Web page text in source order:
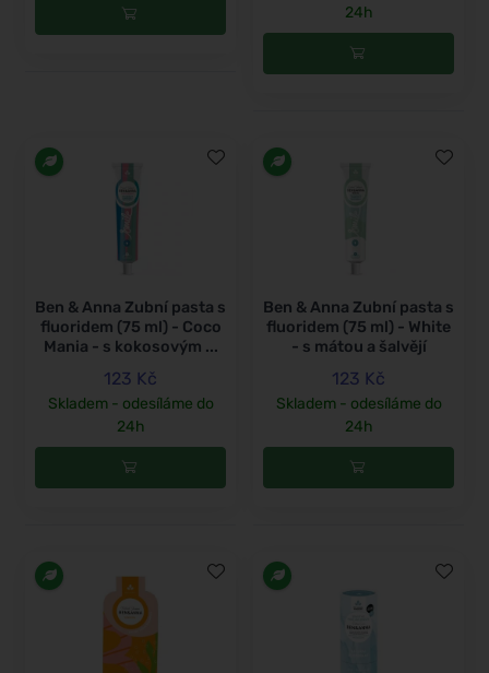
24h
Ben & Anna Zubní pasta s
fluoridem (75 ml) - Coco
Mania - s kokosovým ...
123 Kč
Skladem - odesíláme do
24h
Ben & Anna Zubní pasta s
fluoridem (75 ml) - White
- s mátou a šalvějí
123 Kč
Skladem - odesíláme do
24h